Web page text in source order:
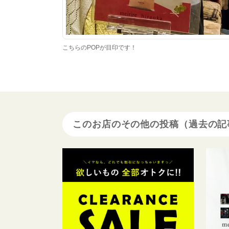
こちらのPOPが目印です！
このお店のその他の投稿（過去の